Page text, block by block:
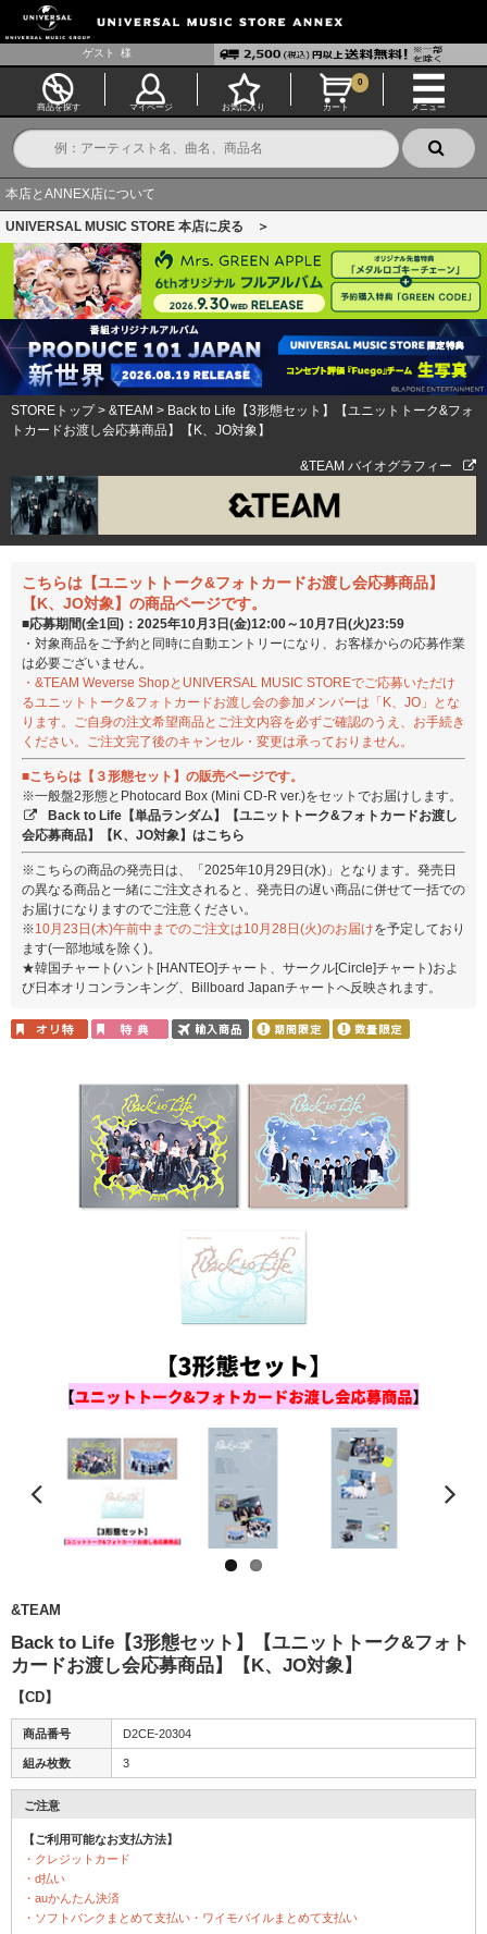
ゲスト 様
商品を探す マイページ お気に入り カート
0
メニュー
本店とANNEX店について
UNIVERSAL MUSIC STORE 本店に戻る ＞
STOREトップ> &TEAM > Back to Life【3形態セット】【ユニットトーク&フォ
トカードお渡し会応募商品】【K、JO対象】
&TEAM バイオグラフィー
こちらは【ユニットトーク&フォトカードお渡し会応募商品】
【K、JO対象】の商品ページです。
■応募期間(全1回)：2025年10月3日(金)12:00～10月7日(火)23:59
・対象商品をご予約と同時に自動エントリーになり、お客様からの応募作業
は必要ございません。
・&TEAM Weverse ShopとUNIVERSAL MUSIC STOREでご応募いただけ
るユニットトーク&フォトカードお渡し会の参加メンバーは「K、JO」とな
ります。ご自身の注文希望商品とご注文内容を必ずご確認のうえ、お手続き
ください。ご注文完了後のキャンセル・変更は承っておりません。
■こちらは【３形態セット】の販売ページです。
※一般盤2形態とPhotocard Box (Mini CD-R ver.)をセットでお届けします。
Back to Life【単品ランダム】【ユニットトーク&フォトカードお渡し
会応募商品】【K、JO対象】はこちら
※こちらの商品の発売日は、「2025年10月29日(水)」となります。発売日
の異なる商品と一緒にご注文されると、発売日の遅い商品に併せて一括での
お届けになりますのでご注意ください。
※10月23日(木)午前中までのご注文は10月28日(火)のお届けを予定しており
ます(一部地域を除く)。
★韓国チャート(ハント[HANTEO]チャート、サークル[Circle]チャート)およ
び日本オリコンランキング、Billboard Japanチャートへ反映されます。
&TEAM
Back to Life【3形態セット】【ユニットトーク&フォト
カードお渡し会応募商品】【K、JO対象】
【CD】
商品番号 D2CE-20304
組み枚数 3
ご注意
【ご利用可能なお支払方法】
・クレジットカード
・d払い
・auかんたん決済
・ソフトバンクまとめて支払い・ワイモバイルまとめて支払い